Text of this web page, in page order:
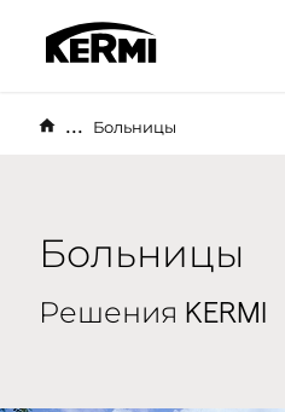
... Больницы
Больницы
Решения KERMI